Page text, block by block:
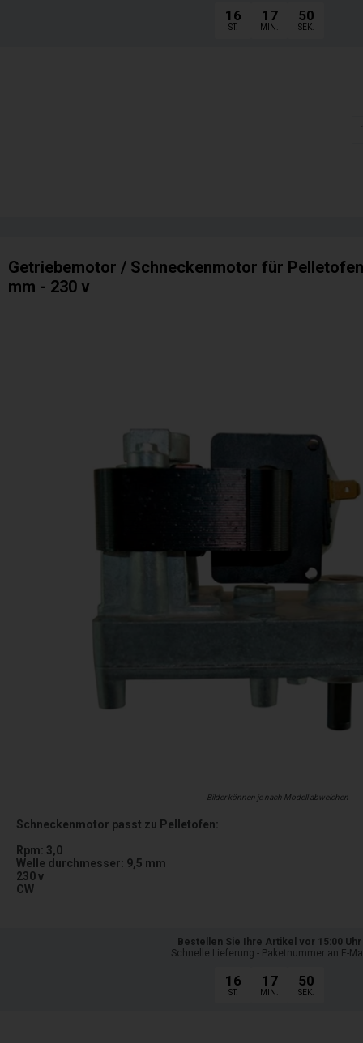
16
ST.
17
MIN.
48
SEK.
Getriebemotor / Schneckenmotor für
mm - 230 v
Bilder können je nach Modell abweichen
Schneckenmotor passt zu Pelletofen:
Rpm: 3,0
Welle durchmesser: 9,5 mm
230 v
CW
Bestellen Sie Ihre Artikel vor 15:00 Uhr
Schnelle Lieferung - Paketnummer an E-
16
ST.
17
MIN.
48
SEK.